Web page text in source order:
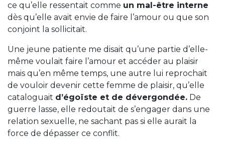
ce qu’elle ressentait comme un mal-être interne
dès qu’elle avait envie de faire l’amour ou que son
conjoint la sollicitait.
Une jeune patiente me disait qu’une partie d’elle-
même voulait faire l’amour et accéder au plaisir
mais qu’en même temps, une autre lui reprochait
de vouloir devenir cette femme de plaisir, qu’elle
cataloguait d’égoïste et de dévergondée. De
guerre lasse, elle redoutait de s’engager dans une
relation sexuelle, ne sachant pas si elle aurait la
force de dépasser ce conflit.